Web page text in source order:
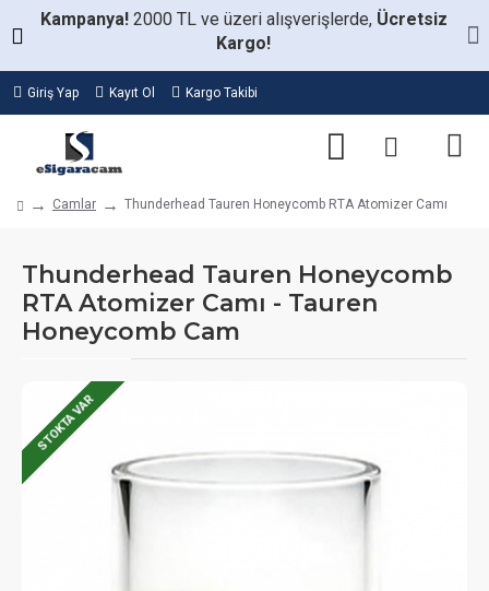
Kampanya! 2000 TL ve üzeri alışverişlerde, Ücretsiz
Kargo!
Giriş Yap Kayıt Ol Kargo Takibi
Camlar Thunderhead Tauren Honeycomb RTA Atomizer Camı
Thunderhead Tauren Honeycomb
RTA Atomizer Camı - Tauren
Honeycomb Cam
STOKTA VAR